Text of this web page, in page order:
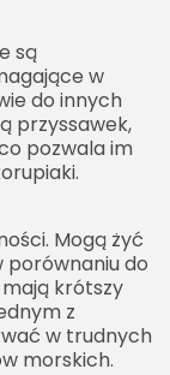
są
w
do innych
przyssawek,
pozwala im
Mogą żyć
porównaniu do
krótszy
z
w trudnych
morskich.